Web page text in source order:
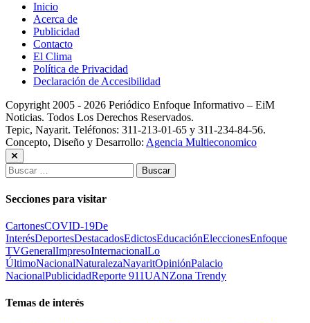
Inicio
Acerca de
Publicidad
Contacto
El Clima
Política de Privacidad
Declaración de Accesibilidad
Copyright 2005 - 2026 Periódico Enfoque Informativo – EiM
Noticias. Todos Los Derechos Reservados.
Tepic, Nayarit. Teléfonos: 311-213-01-65 y 311-234-84-56.
Concepto, Diseño y Desarrollo: Agencia Multieconomico
Buscar:
Secciones para visitar
CartonesCOVID-19De
InterésDeportesDestacadosEdictosEducaciónEleccionesEnfoque
TVGeneralImpresoInternacionalLo
ÚltimoNacionalNaturalezaNayaritOpiniónPalacio
NacionalPublicidadReporte 911UANZona Trendy
Temas de interés